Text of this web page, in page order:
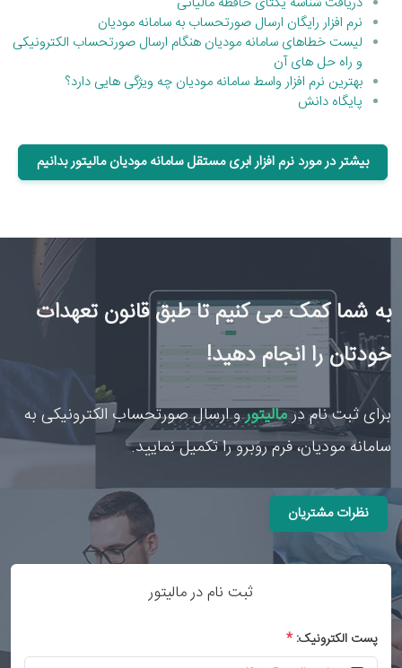
نرم افزار رایگان ارسال صورتحساب به سامانه مودیان
لیست خطاهای سامانه مودیان هنگام ارسال صورتحساب الکترونیکی
و راه حل های آن
بهترین نرم افزار واسط سامانه مودیان چه ویژگی هایی دارد؟
پایگاه دانش
بیشتر در مورد نرم افزار ابری مستقل سامانه مودیان مالیتور بدانیم
به شما کمک می کنیم تا طبق قانون تعهدات
خودتان را انجام دهید!
برای ثبت نام درمالیتورو ارسال صورتحساب الکترونیکی به
سامانه مودیان، فرم روبرو را تکمیل نمایید.
نظرات مشتریان
ثبت نام در مالیتور
پست الکترونیک: *